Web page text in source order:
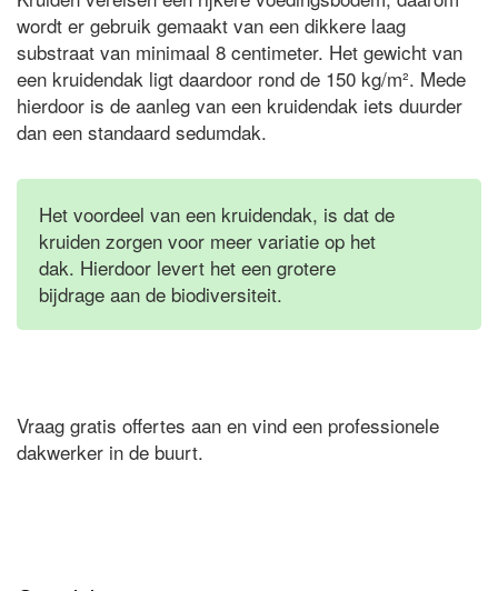
wordt er gebruik gemaakt van een dikkere laag
substraat van minimaal 8 centimeter. Het gewicht van
een kruidendak ligt daardoor rond de 150 kg/m². Mede
hierdoor is de aanleg van een kruidendak iets duurder
dan een standaard sedumdak.
Het voordeel van een kruidendak, is dat de
kruiden zorgen voor meer variatie op het
dak. Hierdoor levert het een grotere
bijdrage aan de biodiversiteit.
Vraag gratis offertes aan en vind een professionele
dakwerker in de buurt.